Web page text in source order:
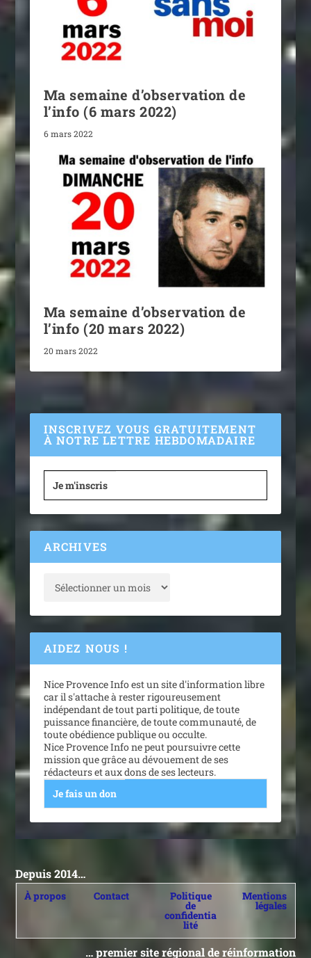
Ma semaine d’observation de
l’info (6 mars 2022)
6 mars 2022
Ma semaine d’observation de
l’info (20 mars 2022)
20 mars 2022
INSCRIVEZ VOUS GRATUITEMENT
À NOTRE LETTRE HEBDOMADAIRE
Je m'inscris
ARCHIVES
AIDEZ NOUS !
Nice Provence Info est un site d'information libre
car il s'attache à rester rigoureusement
indépendant de tout parti politique, de toute
puissance financière, de toute communauté, de
toute obédience publique ou occulte.
Nice Provence Info ne peut poursuivre cette
mission que grâce au dévouement de ses
rédacteurs et aux dons de ses lecteurs.
Je fais un don
Depuis 2014…
À propos Contact Politique
de
confidentia
lité
Mentions
légales
… premier site régional de réinformation